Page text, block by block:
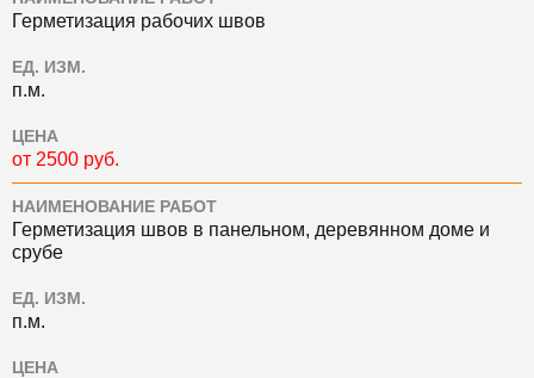
Герметизация рабочих швов
ЕД. ИЗМ.
п.м.
ЦЕНА
от 2500 руб.
НАИМЕНОВАНИЕ РАБОТ
Герметизация швов в панельном, деревянном доме и
срубе
ЕД. ИЗМ.
п.м.
ЦЕНА